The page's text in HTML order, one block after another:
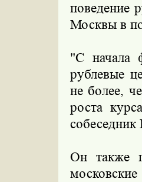
поведение
Москвы в
"С начала
рублевые
не более,
роста
Он также